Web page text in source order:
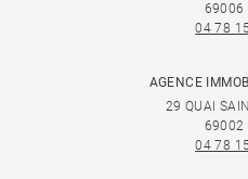
69006
04 78
AGENCE
29 QUAI
69002
04 78